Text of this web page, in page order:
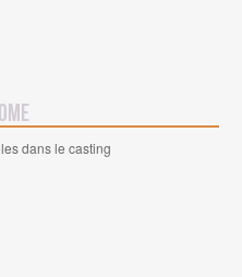
dans le casting